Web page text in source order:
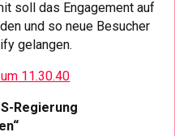
soll das Engagement auf
und so neue Besucher
gelangen.
Regierung